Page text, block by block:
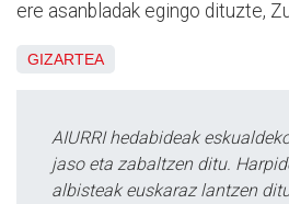
ere asanbladak egingo dituzte,
GIZARTEA
AIURRI hedabideak
jaso eta zabaltzen ditu.
albisteak euskaraz lantzen